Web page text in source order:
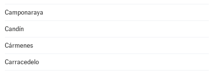
Camponaraya
Candín
Cármenes
Carracedelo